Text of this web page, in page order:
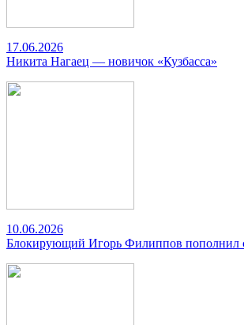
17.06.2026
Никита Нагаец — новичок «Кузбасса»
10.06.2026
Блокирующий Игорь Филиппов пополнил